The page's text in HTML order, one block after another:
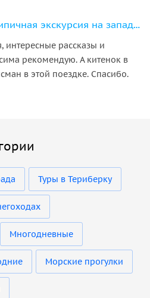
Дыхание Арктики: нетипичная экскурсия на западной стороне Кольского залива
интересные рассказы и
рекомендую. А китенок в
в этой поездке. Спасибо.
Туры в Териберку
Многодневные
Морские прогулки